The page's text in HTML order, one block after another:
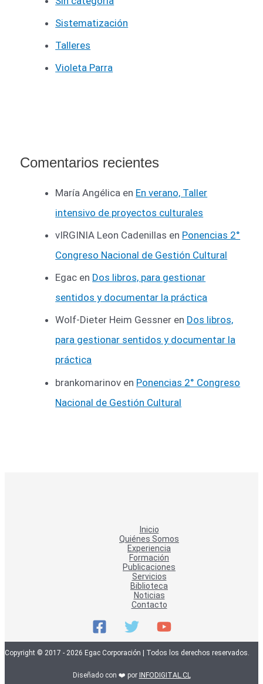
Sistematización
Talleres
Violeta Parra
Comentarios recientes
María Angélica en En verano, Taller
intensivo de proyectos culturales
vIRGINIA Leon Cadenillas en Ponencias 2°
Congreso Nacional de Gestión Cultural
Egac en Dos libros, para gestionar
sentidos y documentar la práctica
Wolf-Dieter Heim Gessner en Dos libros,
para gestionar sentidos y documentar la
práctica
brankomarinov en Ponencias 2° Congreso
Nacional de Gestión Cultural
Inicio
Quiénes Somos
Experiencia
Formación
Publicaciones
Servicios
Biblioteca
Noticias
Contacto
Copyright © 2017 - 2026 Egac Corporación | Todos los derechos reservados.
Diseñado con ❤️ por INFODIGITAL.CL